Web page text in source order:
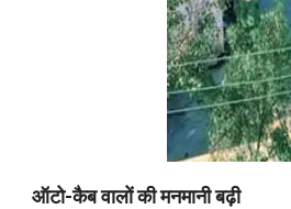
ऑटो-कैब वालों की मनमानी बढ़ी